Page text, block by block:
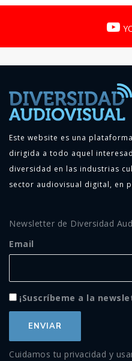
Este website es una
dirigida a todo aquel
diversidad en las industrias
sector audiovisual digital, en
Newsletter de Diversidad
Email
¡Suscríbeme a la
Cuidamos tu privacidad y